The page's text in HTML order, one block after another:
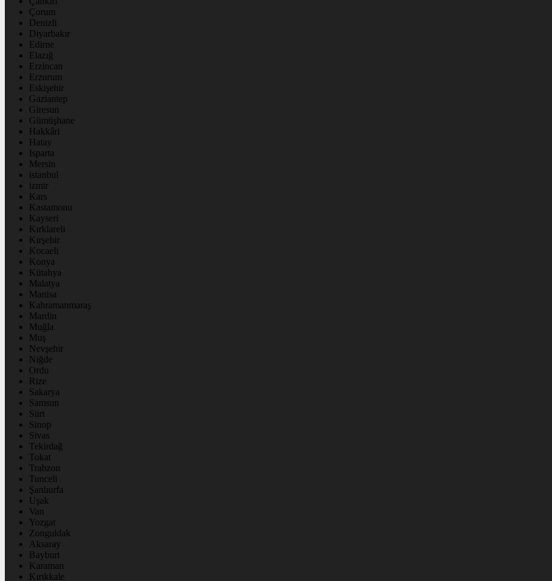
Çorum
Denizli
Diyarbakır
Edirne
Elazığ
Erzincan
Erzurum
Eskişehir
Gaziantep
Giresun
Gümüşhane
Hakkâri
Hatay
Isparta
Mersin
istanbul
izmir
Kars
Kastamonu
Kayseri
Kırklareli
Kırşehir
Kocaeli
Konya
Kütahya
Malatya
Manisa
Kahramanmaraş
Mardin
Muğla
Muş
Nevşehir
Niğde
Ordu
Rize
Sakarya
Samsun
Siirt
Sinop
Sivas
Tekirdağ
Tokat
Trabzon
Tunceli
Şanlıurfa
Uşak
Van
Yozgat
Zonguldak
Aksaray
Bayburt
Karaman
Kırıkkale